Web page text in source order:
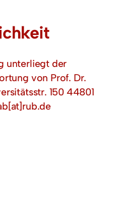
unterliegt der
von Prof. Dr.
150 44801